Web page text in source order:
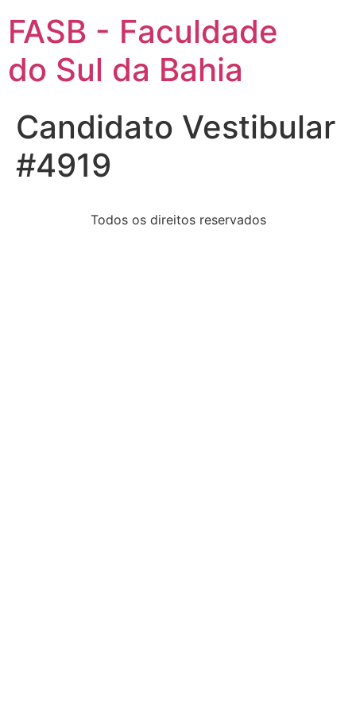
FASB - Faculdade
do Sul da Bahia
Candidato Vestibular
#4919
Todos os direitos reservados